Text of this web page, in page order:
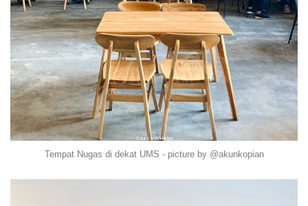
Tempat Nugas di dekat UMS - picture by @akunkopian